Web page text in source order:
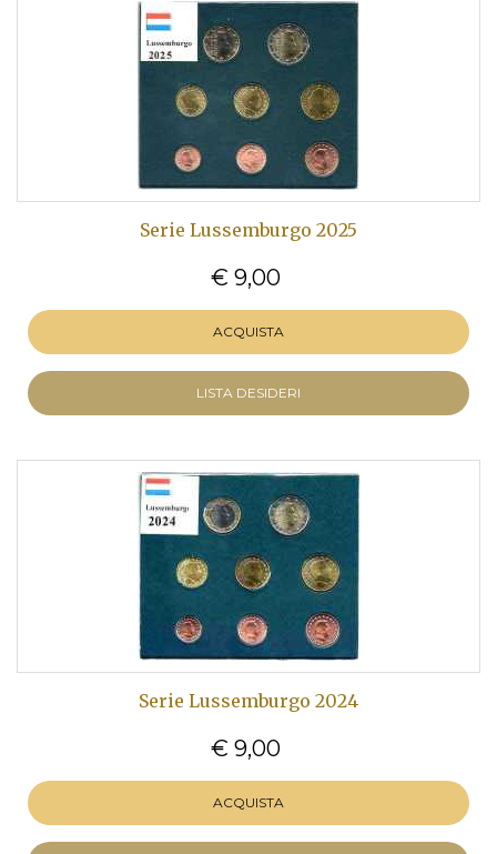
Serie Lussemburgo 2025
€ 9,00
ACQUISTA
LISTA DESIDERI
Serie Lussemburgo 2024
€ 9,00
ACQUISTA